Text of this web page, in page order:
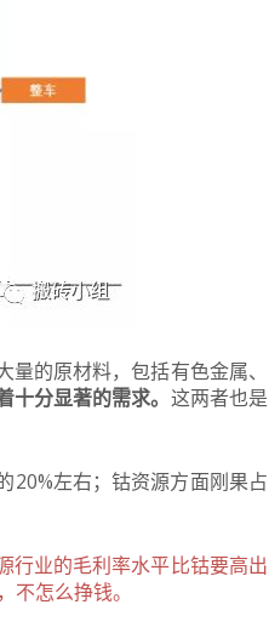
的原材料，包括有色金属、
十分显著的需求。 这两者也是
20%左右；钴资源方面刚果占
行业的毛利率水平比钴要高出
怎么挣钱。